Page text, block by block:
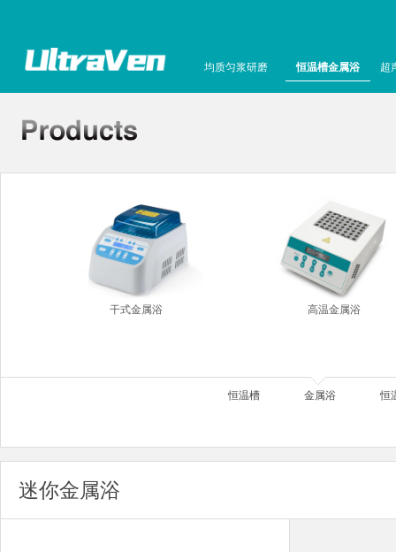
均质匀浆研磨 恒温槽金属浴 超
干式金属浴 高温金属浴
恒温槽 金属浴 恒
迷你金属浴